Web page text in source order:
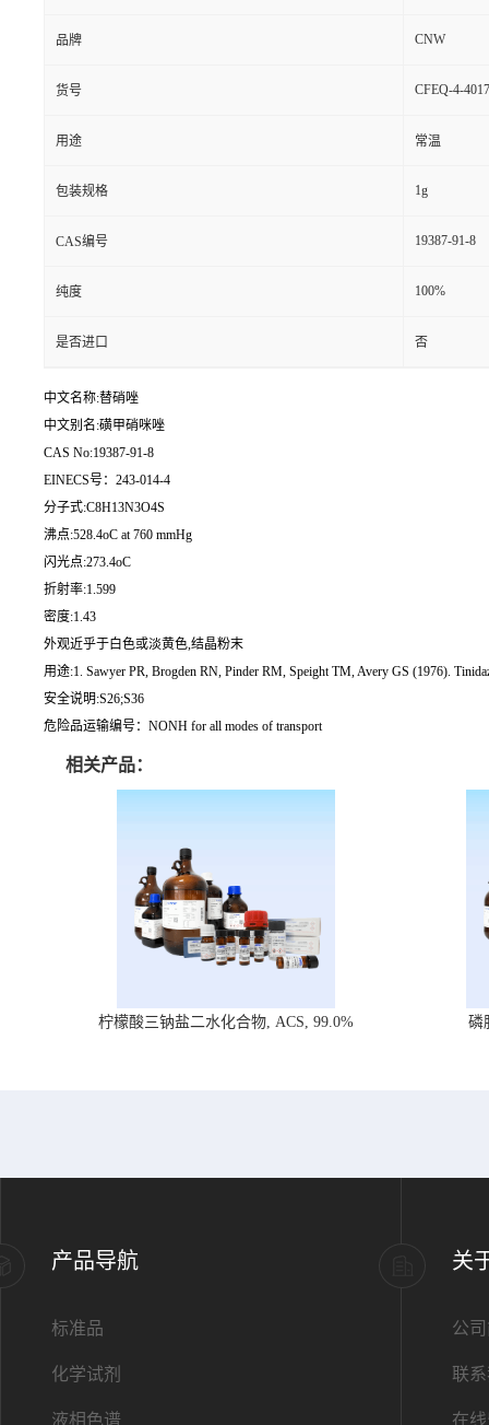
品牌 CNW
货号 CFEQ-4-
用途 常温
包装规格 1g
CAS编号 19387-91-8
纯度 100%
是否进口 否
中文名称:替硝唑
中文别名:磺甲硝咪唑
CAS No:19387-91-8
EINECS号：243-014-4
分子式:C8H13N3O4S
沸点:528.4oC at 760 mmHg
闪光点:273.4oC
折射率:1.599
密度:1.43
外观近乎于白色或淡黄色,结晶粉末
用途:1. Sawyer PR, Brogden RN, Pinder RM, Speight TM, Avery GS (1976).
安全说明:S26;S36
危险品运输编号：NONH for all modes of transport
相关产品：
柠檬酸三钠盐二水化合物, ACS, 99.0% 磷
产品导航
标准品
化学试剂
液相色谱
关
公
联
在